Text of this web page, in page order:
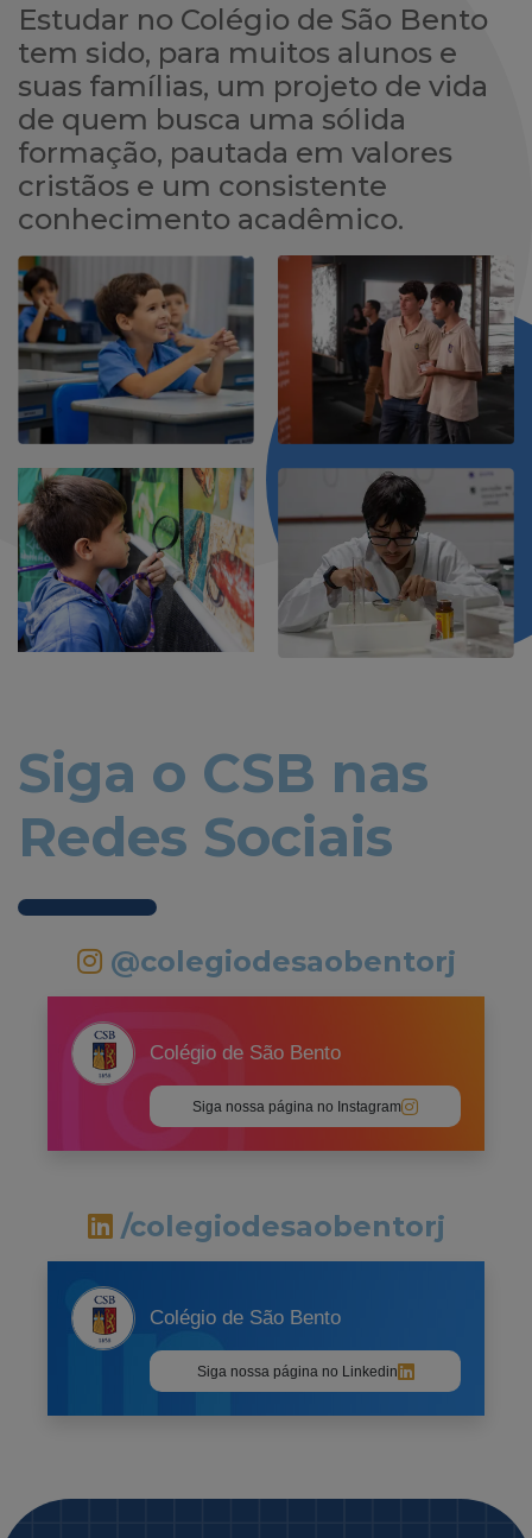
Estudar no Colégio de São Bento
tem sido, para muitos alunos e
suas famílias, um projeto de vida
de quem busca uma sólida
formação, pautada em valores
cristãos e um consistente
conhecimento acadêmico.
Siga o CSB nas
Redes Sociais
@colegiodesaobentorj
Colégio de São Bento
Siga nossa página no Instagram
/colegiodesaobentorj
Colégio de São Bento
Siga nossa página no Linkedin